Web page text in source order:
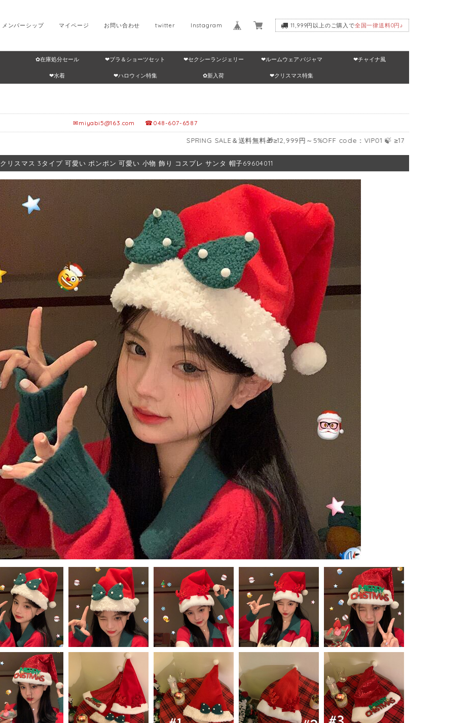
11,999円以上のご購入で全国一律送料0円♪
Instagram
twitter
お問い合わせ
マイページ
メンバーシップ
返品・交換について
Home
✿在庫処分セール ❤ブラ＆ショーツセット ❤セクシーランジェリー ❤ルームウェア·パジャマ ❤チャイナ風
❤水着 ❤ハロウィン特集 ✿新入荷 ❤クリスマス特集
✉miyabi5@163.com ☎048-607-6587
SPRING SALE＆送料無料🎁≥12,999円～5%OFF code：VIP01 🍃 ≥17,999円～10%OFF code：
クリスマス 3タイプ 可愛い ポンポン 可愛い 小物 飾り コスプレ サンタ 帽子69604011